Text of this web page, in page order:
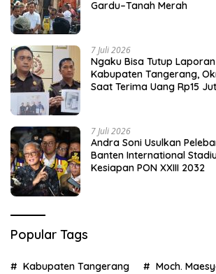
Gardu–Tanah Merah
7 Juli 2026
Ngaku Bisa Tutup
Kabupaten Tangerang,
Saat Terima Uang Rp15
7 Juli 2026
Andra Soni Usulkan
Banten International
Kesiapan PON XXIII 2032
Popular Tags
Kabupaten Tangerang Moch.